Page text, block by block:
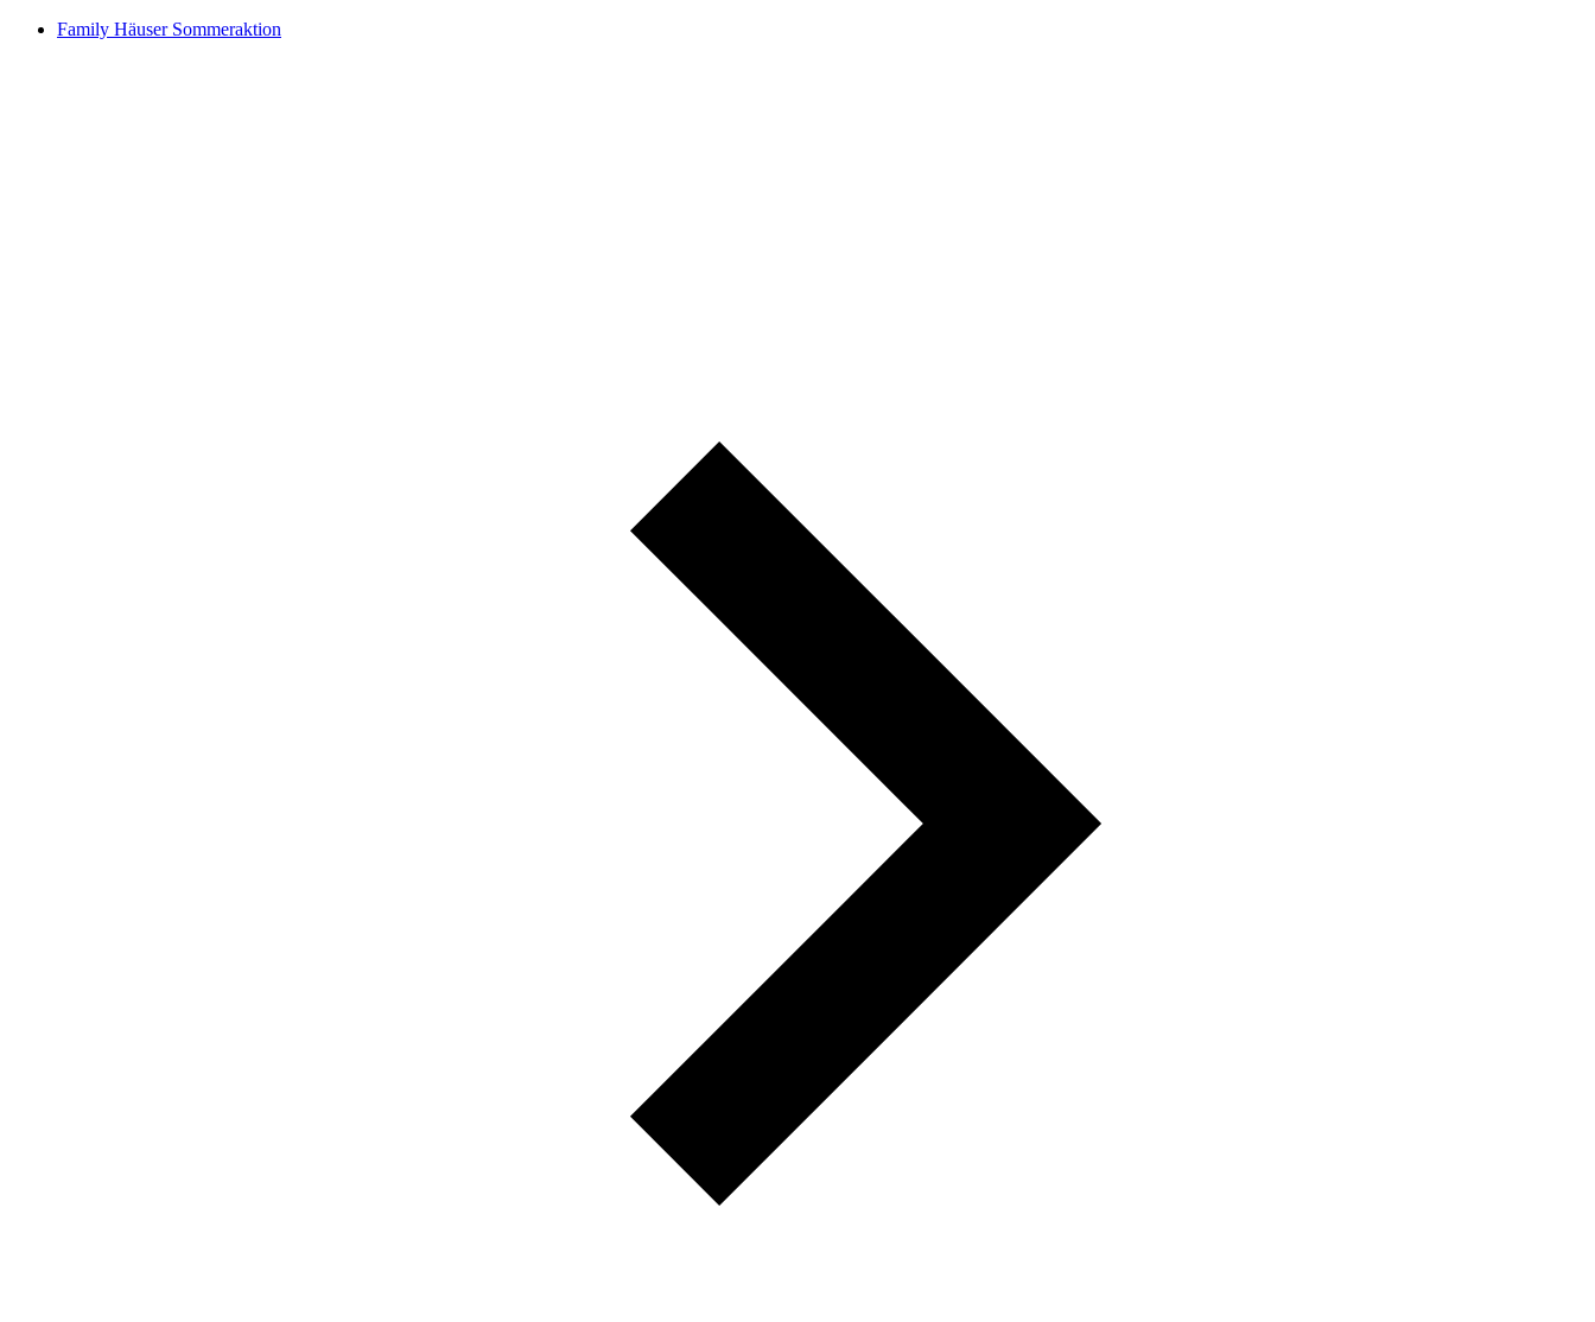
Family Häuser Sommeraktion